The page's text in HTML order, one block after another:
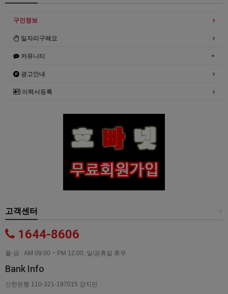
구인정보
일자리구해요
커뮤니티
광고안내
이력서등록
고객센터
1644-8606
월-금 : AM 09:00 ~ PM 12:00, 일/공휴일 휴무
Bank Info
신한은행 110-321-197015 강지민